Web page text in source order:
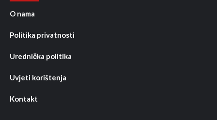
O nama
Politika privatnosti
Urednička politika
Uvjeti korištenja
Kontakt